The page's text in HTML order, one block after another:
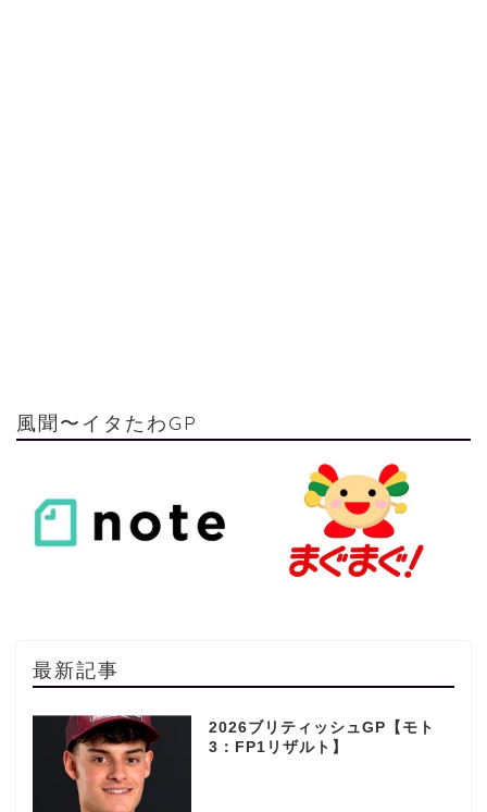
風聞〜イタたわGP
最新記事
2026ブリティッシュGP【モト
3：FP1リザルト】